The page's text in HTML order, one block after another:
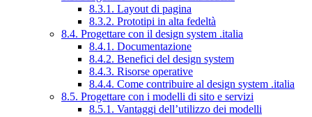
8.3.1. Layout di pagina
8.3.2. Prototipi in alta fedeltà
8.4. Progettare con il design system .italia
8.4.1. Documentazione
8.4.2. Benefici del design system
8.4.3. Risorse operative
8.4.4. Come contribuire al design system .italia
8.5. Progettare con i modelli di sito e servizi
8.5.1. Vantaggi dell’utilizzo dei modelli